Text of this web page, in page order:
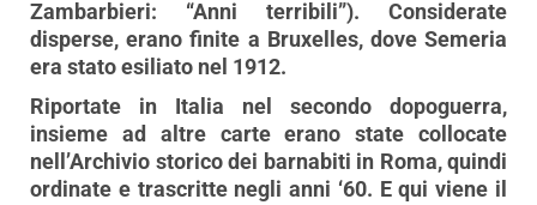
Zambarbieri: “Anni terribili”). Considerate
disperse, erano finite a Bruxelles, dove Semeria
era stato esiliato nel 1912.
Riportate in Italia nel secondo dopoguerra,
insieme ad altre carte erano state collocate
nell’Archivio storico dei barnabiti in Roma, quindi
ordinate e trascritte negli anni ‘60. E qui viene il